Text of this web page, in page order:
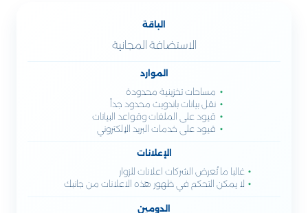
الباقة
الاستضافة المجانية
الموارد
مساحات تخزينية محدودة
نقل بيانات باندويث محدود جداً
قيود على الملفات وقواعد البيانات
قيود على خدمات البريد الإلكتروني
الإعلانات
غالبا ما تُعرض الشركات اعلانات للزوار
لا يمكن التحكم في ظهور هذه الاعلانات من جانبك
الدومين